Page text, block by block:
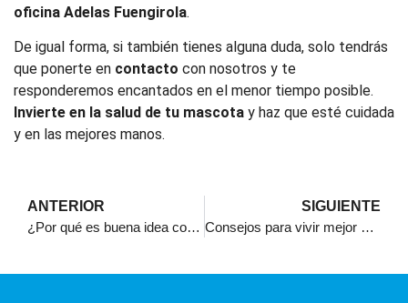
oficina Adelas Fuengirola.
De igual forma, si también tienes alguna duda, solo tendrás
que ponerte en contacto con nosotros y te
responderemos encantados en el menor tiempo posible.
Invierte en la salud de tu mascota y haz que esté cuidada
y en las mejores manos.
ANTERIOR
¿Por qué es buena idea contratar los seguros de Adeslas?
SIGUIENTE
Consejos para vivir mejor con Adeslas particulares